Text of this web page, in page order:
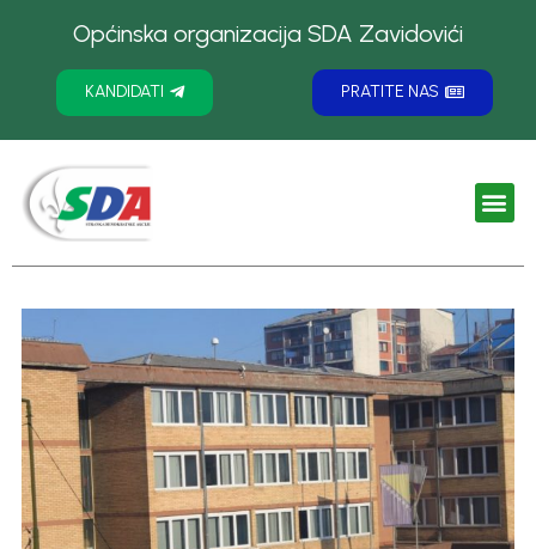
Općinska organizacija SDA Zavidovići
KANDIDATI PRATITE NAS